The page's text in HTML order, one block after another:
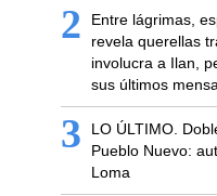
2
Entre lágrimas,
revela querellas
involucra a Ilan,
sus últimos
3
LO ÚLTIMO.
Pueblo Nuevo:
Loma